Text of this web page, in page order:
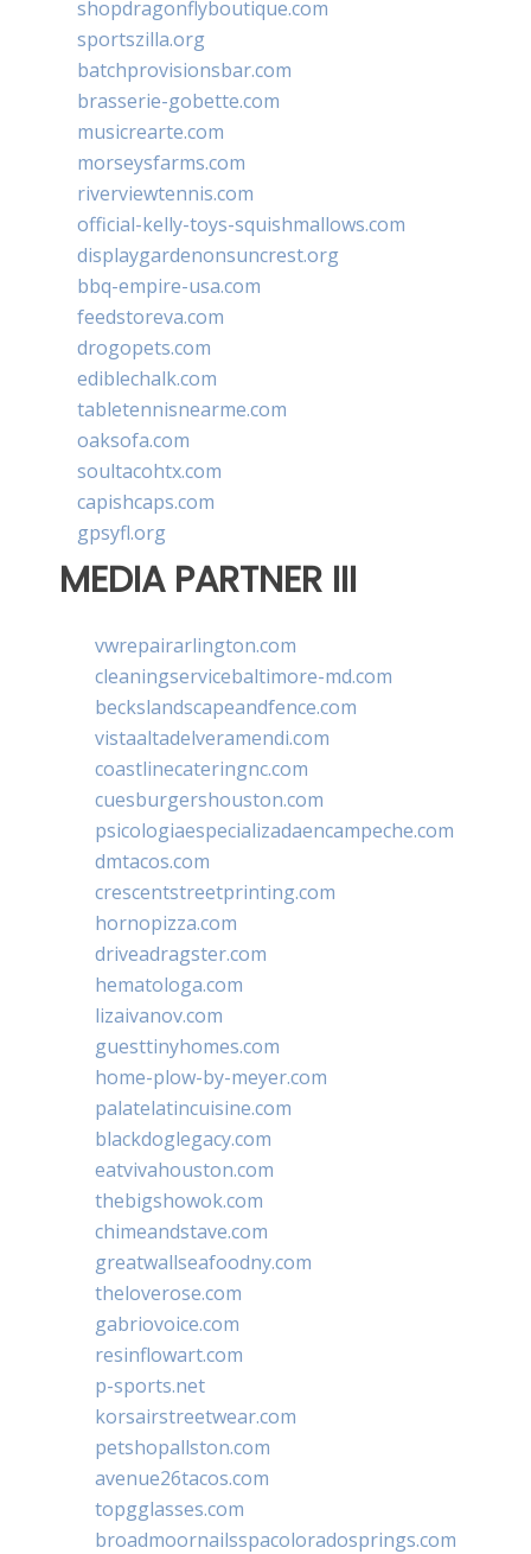
shopdragonflyboutique.com
sportszilla.org
batchprovisionsbar.com
brasserie-gobette.com
musicrearte.com
morseysfarms.com
riverviewtennis.com
official-kelly-toys-squishmallows.com
displaygardenonsuncrest.org
bbq-empire-usa.com
feedstoreva.com
drogopets.com
ediblechalk.com
tabletennisnearme.com
oaksofa.com
soultacohtx.com
capishcaps.com
gpsyfl.org
MEDIA PARTNER III
vwrepairarlington.com
cleaningservicebaltimore-md.com
beckslandscapeandfence.com
vistaaltadelveramendi.com
coastlinecateringnc.com
cuesburgershouston.com
psicologiaespecializadaencampeche.com
dmtacos.com
crescentstreetprinting.com
hornopizza.com
driveadragster.com
hematologa.com
lizaivanov.com
guesttinyhomes.com
home-plow-by-meyer.com
palatelatincuisine.com
blackdoglegacy.com
eatvivahouston.com
thebigshowok.com
chimeandstave.com
greatwallseafoodny.com
theloverose.com
gabriovoice.com
resinflowart.com
p-sports.net
korsairstreetwear.com
petshopallston.com
avenue26tacos.com
topgglasses.com
broadmoornailsspacoloradosprings.com